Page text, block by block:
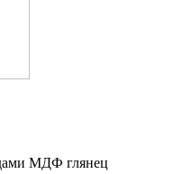
МДФ глянец